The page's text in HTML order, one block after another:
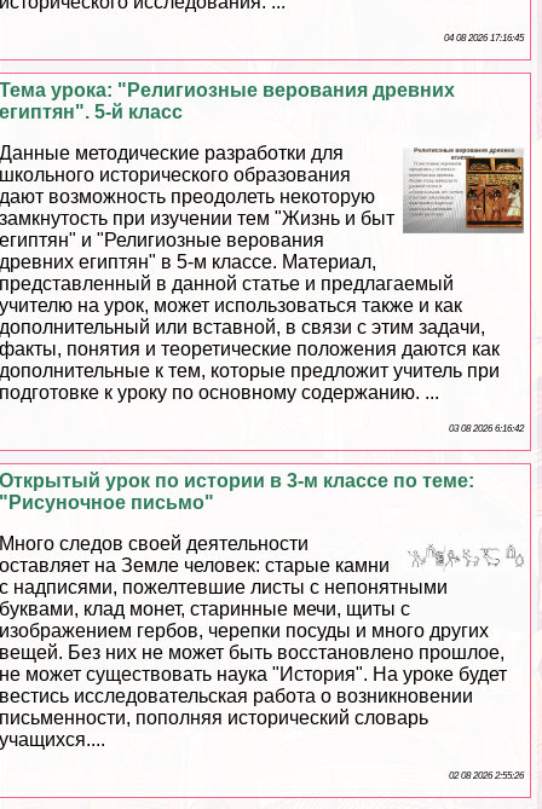
04 08 2026 17:16:45
Тема урока: "Религиозные верования древних
египтян". 5-й класс
Данные методические разработки для
школьного исторического образования
дают возможность преодолеть некоторую
замкнутость при изучении тем "Жизнь и быт
египтян" и "Религиозные верования
древних египтян" в 5-м классе. Материал,
представленный в данной статье и предлагаемый
учителю на урок, может использоваться также и как
дополнительный или вставной, в связи с этим задачи,
факты, понятия и теоретические положения даются как
дополнительные к тем, которые предложит учитель при
подготовке к уроку по основному содержанию. ...
03 08 2026 6:16:42
Открытый урок по истории в 3-м классе по теме:
"Рисуночное письмо"
Много следов своей деятельности
оставляет на Земле человек: старые камни
с надписями, пожелтевшие листы с непонятными
буквами, клад монет, старинные мечи, щиты с
изображением гербов, черепки посуды и много других
вещей. Без них не может быть восстановлено прошлое,
не может существовать наука "История". На уроке будет
вестись исследовательская работа о возникновении
письменности, пополняя исторический словарь
учащихся....
02 08 2026 2:55:26